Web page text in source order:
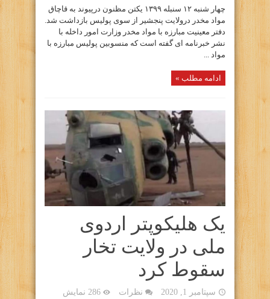
چهار شنبه ۱۲ سنبله ۱۳۹۹ یکتن مظنون درپیوند به قاچاق
مواد مخدر درولایت پنجشیر از سوی پولیس بازداشت شد.
دفتر معینیت مبارزه با مواد مخدر وزارت امور داخله با
نشر خبرنامه ای گفته است که منسوبین پولیس مبارزه با
مواد ...
ادامه مطلب »
یک هلیکوپتر اردوی
ملی در ولایت تخار
سقوط کرد
سپتامبر 1, 2020 نظرات 286 نمایش